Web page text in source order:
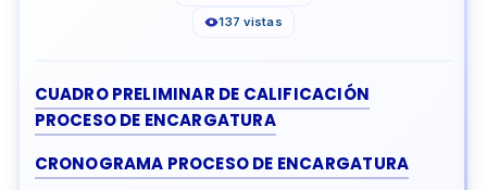
137 vistas
CUADRO PRELIMINAR DE CALIFICACIÓN
PROCESO DE ENCARGATURA
CRONOGRAMA PROCESO DE ENCARGATURA